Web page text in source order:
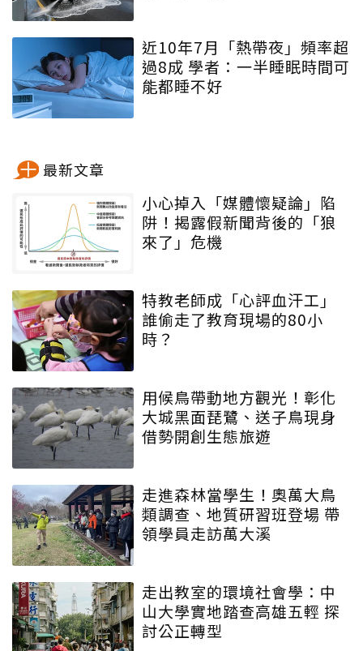
近10年7月「熱帶夜」頻率超
過8成 學者：一半睡眠時間可
能都睡不好
最新文章
小心掉入「媒體懷疑論」陷
阱！揭露假新聞背後的「狼
來了」危機
特教老師成「心評血汗工」
誰偷走了教育現場的80小
時？
用候鳥帶動地方觀光！彰化
大城黑面琵鷺、送子鳥現身
借勢開創生態旅遊
走進森林當學生！奧萬大鳥
類調查、地質研習班登場 帶
領學員走訪萬大溪
走出教室的環境社會學：中
山大學實地踏查高雄五輕 探
討公正轉型